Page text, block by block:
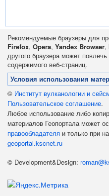
Рекомендуемые браузеры для
Firefox, Opera, Yandex Browser,
другого браузера может
содержимого веб-страниц.
Условия использования
© Институт вулканологии и
Пользовательское соглашение.
Любое использование либо
материалов Геопортала может
правообладателя и только при
geoportal.kscnet.ru
© Development&Design: